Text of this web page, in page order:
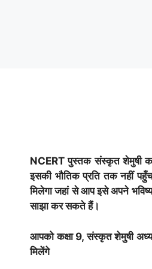
NCERT पुस्तकसंस्कृत शेमुषी
इसकी भौतिक प्रति तक नहीं
मिलेगा जहां से आप इसे अपने
साझा कर सकते हैं।
आपको कक्षा 9,संस्कृत शेमुषी
मिलेंगे